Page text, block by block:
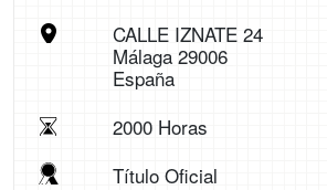
CALLE IZNATE 24
Málaga 29006
España
2000 Horas
Título Oficial